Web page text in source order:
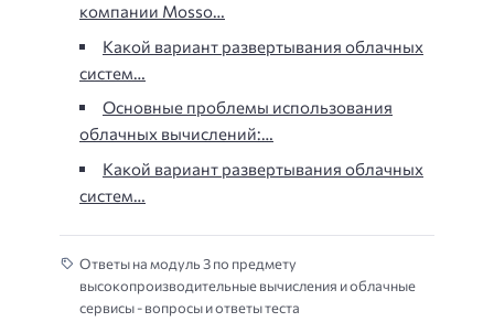
компании Mosso…
Какой вариант развертывания облачных
систем…
Основные проблемы использования
облачных вычислений:…
Какой вариант развертывания облачных
систем…
Ответы на модуль 3 по предмету
высокопроизводительные вычисления и облачные
сервисы - вопросы и ответы теста